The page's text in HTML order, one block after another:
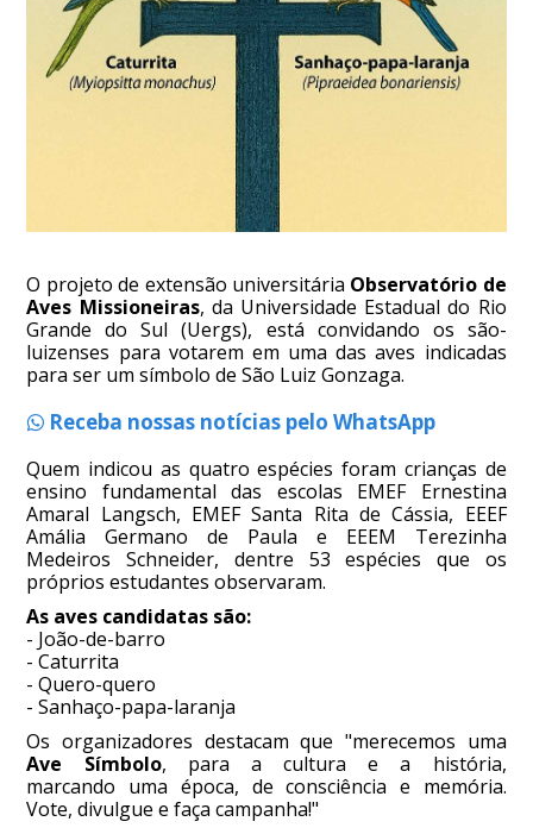
O projeto de extensão universitária Observatório de
Aves Missioneiras, da Universidade Estadual do Rio
Grande do Sul (Uergs), está convidando os são-
luizenses para votarem em uma das aves indicadas
para ser um símbolo de São Luiz Gonzaga.
Receba nossas notícias pelo WhatsApp
Quem indicou as quatro espécies foram crianças de
ensino fundamental das escolas EMEF Ernestina
Amaral Langsch, EMEF Santa Rita de Cássia, EEEF
Amália Germano de Paula e EEEM Terezinha
Medeiros Schneider, dentre 53 espécies que os
próprios estudantes observaram.
As aves candidatas são:
- João-de-barro
- Caturrita
- Quero-quero
- Sanhaço-papa-laranja
Os organizadores destacam que "merecemos uma
Ave Símbolo, para a cultura e a história,
marcando uma época, de consciência e memória.
Vote, divulgue e faça campanha!"